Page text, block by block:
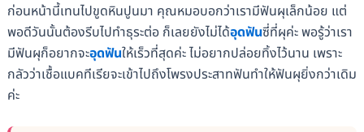
ก่อนหน้านี้เทนไปขูดหินปูนมา คุณหมอบอกว่าเรามีฟันผุเล็กน้อย แต่
พอดีวันนั้นต้องรีบไปทำธุระต่อ ก็เลยยังไม่ได้อุดฟันซี่ที่ผุค่ะ พอรู้ว่าเรา
มีฟันผุก็อยากจะอุดฟันให้เร็วที่สุดค่ะ ไม่อยากปล่อยทิ้งไว้นาน เพราะ
กลัวว่าเชื้อแบคทีเรียจะเข้าไปถึงโพรงประสาทฟันทำให้ฟันผุยิ่งกว่าเดิม
ค่ะ